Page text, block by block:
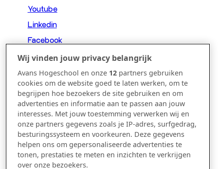
Youtube
Linkedin
Facebook
CONTACT
Breda
‘s-Hertogenbosch
+31 (0)88 - 525 75 00
Wij vinden jouw privacy belangrijk
Avans Hogeschool en onze 12partners gebruiken
cookies om de website goed te laten werken, om te
begrijpen hoe bezoekers de site gebruiken en om
advertenties en informatie aan te passen aan jouw
interesses. Met jouw toestemming verwerken wij en
onze partners gegevens zoals je IP-adres, surfgedrag,
besturingssysteem en voorkeuren. Deze gegevens
helpen ons om gepersonaliseerde advertenties te
tonen, prestaties te meten en inzichten te verkrijgen
over onze bezoekers.